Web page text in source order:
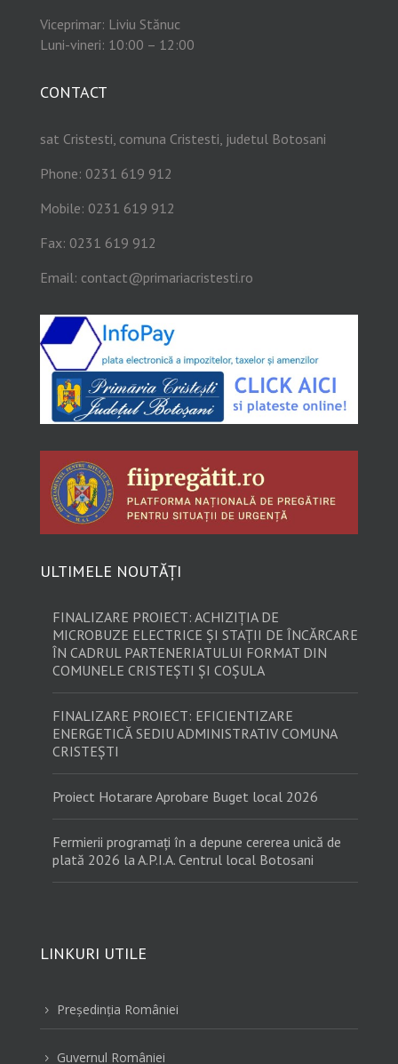
Viceprimar: Liviu Stănuc
Luni-vineri: 10:00 – 12:00
CONTACT
sat Cristesti, comuna Cristesti, judetul Botosani
Phone: 0231 619 912
Mobile: 0231 619 912
Fax: 0231 619 912
Email: contact@primariacristesti.ro
ULTIMELE NOUTĂȚI
FINALIZARE PROIECT: ACHIZIȚIA DE
MICROBUZE ELECTRICE ȘI STAȚII DE ÎNCĂRCARE
ÎN CADRUL PARTENERIATULUI FORMAT DIN
COMUNELE CRISTEȘTI ȘI COȘULA
FINALIZARE PROIECT: EFICIENTIZARE
ENERGETICĂ SEDIU ADMINISTRATIV COMUNA
CRISTEȘTI
Proiect Hotarare Aprobare Buget local 2026
Fermierii programați în a depune cererea unică de
plată 2026 la A.P.I.A. Centrul local Botosani
LINKURI UTILE
5 Preşedinţia României
5 Guvernul României